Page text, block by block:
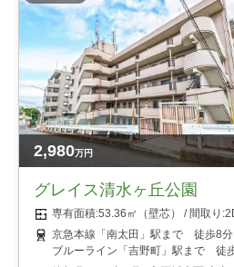
2,980万円
グレイス清水ヶ丘公園
53.36㎡（壁芯）
京急本線「南太田」駅まで 徒歩8分
ブルーライン「吉野町」駅まで 徒